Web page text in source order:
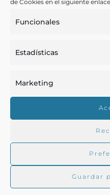
de Cookies en el siguiente
Funcionales
Estadísticas
Marketing
Guardar